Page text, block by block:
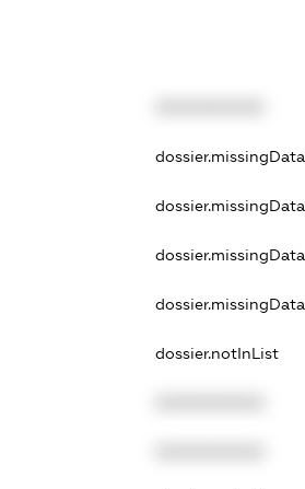
dossier.missingData
dossier.missingData
dossier.missingData
dossier.missingData
dossier.notInList